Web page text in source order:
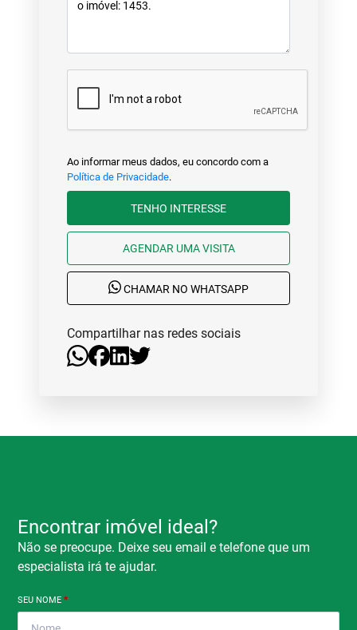
Ao informar meus dados, eu concordo com a
Política de Privacidade.
TENHO INTERESSE
AGENDAR UMA VISITA
CHAMAR NO WHATSAPP
Compartilhar nas redes sociais
Encontrar imóvel ideal?
Não se preocupe. Deixe seu email e telefone que um
especialista irá te ajudar.
SEU NOME*